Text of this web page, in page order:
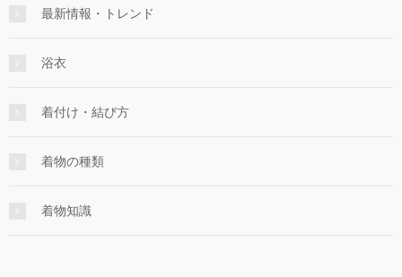
最新情報・トレンド
浴衣
着付け・結び方
着物の種類
着物知識